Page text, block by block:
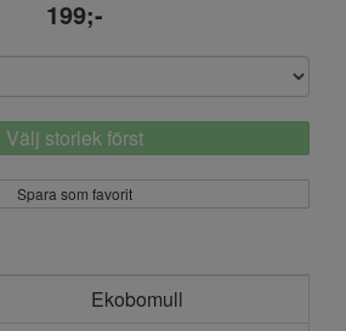
199;-
Välj storlek först
Spara som favorit
Ekobomull